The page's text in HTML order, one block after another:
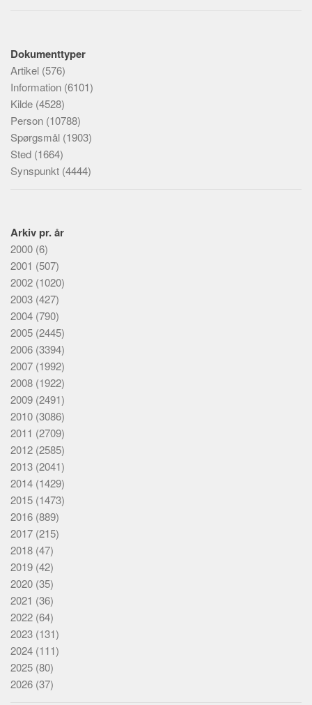
Dokumenttyper
Artikel (576)
Information (6101)
Kilde (4528)
Person (10788)
Spørgsmål (1903)
Sted (1664)
Synspunkt (4444)
Arkiv pr. år
2000 (6)
2001 (507)
2002 (1020)
2003 (427)
2004 (790)
2005 (2445)
2006 (3394)
2007 (1992)
2008 (1922)
2009 (2491)
2010 (3086)
2011 (2709)
2012 (2585)
2013 (2041)
2014 (1429)
2015 (1473)
2016 (889)
2017 (215)
2018 (47)
2019 (42)
2020 (35)
2021 (36)
2022 (64)
2023 (131)
2024 (111)
2025 (80)
2026 (37)